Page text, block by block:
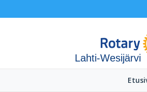
Lahti-Wesijärvi